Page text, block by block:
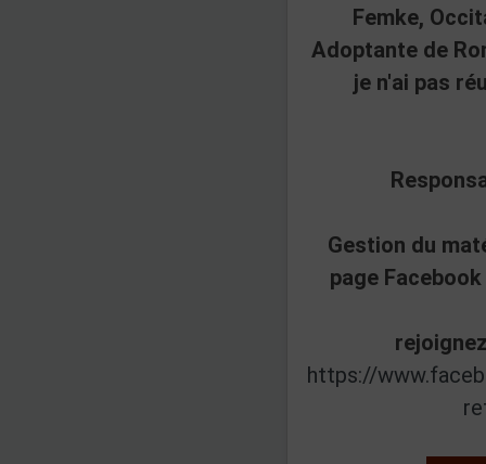
Femke,
Adoptante de
je n'ai pas
Gestion du
page
https://